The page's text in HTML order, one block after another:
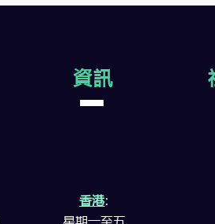
資訊
香港:
星期一至五